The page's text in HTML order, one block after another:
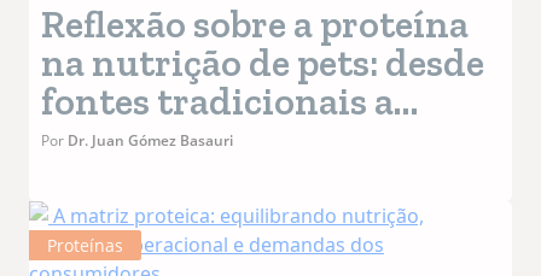
Reflexão sobre a proteína
na nutrição de pets: desde
fontes tradicionais a
proteínas alternativas e
Por Dr. Juan Gómez Basauri
Proteínas